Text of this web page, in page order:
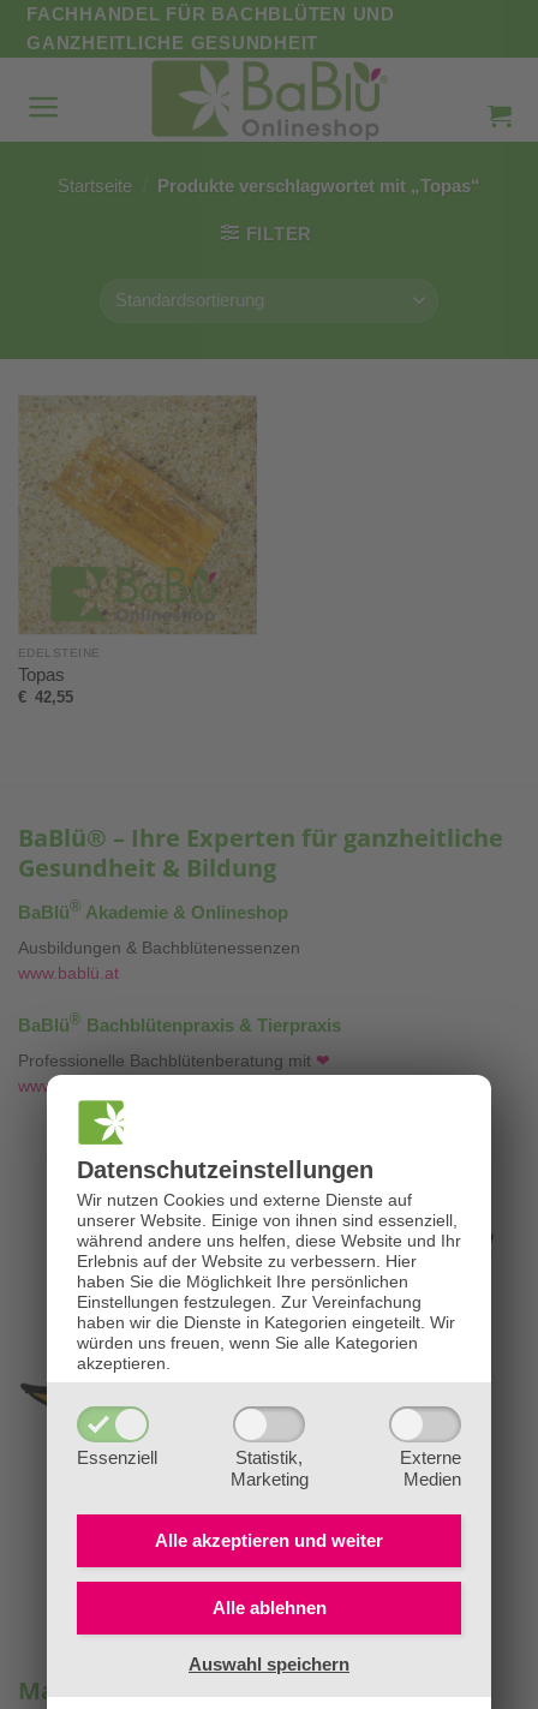
Datenschutz­einstellungen
Wir nutzen Cookies und externe Dienste auf
unserer Website. Einige von ihnen sind essenziell,
während andere uns helfen, diese Website und Ihr
Erlebnis auf der Website zu verbessern. Hier
haben Sie die Möglichkeit Ihre persönlichen
Einstellungen festzulegen. Zur Vereinfachung
haben wir die Dienste in Kategorien eingeteilt. Wir
würden uns freuen, wenn Sie alle Kategorien
akzeptieren.
Essenziell
Statistik,
Marketing
Externe
Medien
Alle akzeptieren und weiter
Alle ablehnen
Auswahl speichern
Zum
Inhalt
FACHHANDEL FÜR BACHBLÜTEN UND
GANZHEITLICHE GESUNDHEIT
Startseite Produkte verschlagwortet mit „Topas“
FILTER
EDELSTEINE
Topas
€ 42,55
BaBlü® – Ihre Experten für ganzheitliche
Gesundheit & Bildung
BaBlü® Akademie & Onlineshop
Ausbildungen & Bachblütenessenzen
www.bablü.at
BaBlü® Bachblütenpraxis & Tierpraxis
Professionelle Bachblütenberatung mit ❤
www.die-bachblütenpraxis.at
Mag. Sandra Stopar & BaBlümchen®